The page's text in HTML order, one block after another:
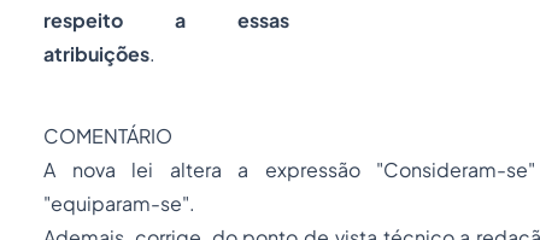
respeito a essas
atribuições.
COMENTÁRIO
A nova lei altera a expressão "Consideram-
"equiparam-se".